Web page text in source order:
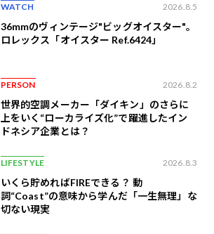
WATCH 2026.8.5
36mmのヴィンテージ"ビッグオイスター"。
ロレックス「オイスター Ref.6424」
PERSON 2026.8.2
世界的空調メーカー「ダイキン」のさらに
上をいく“ローカライズ化”で躍進したイン
ドネシア企業とは？
LIFESTYLE 2026.8.3
いくら貯めればFIREできる？ 動
詞“Coast”の意味から学んだ「一生無理」な
切ない現実